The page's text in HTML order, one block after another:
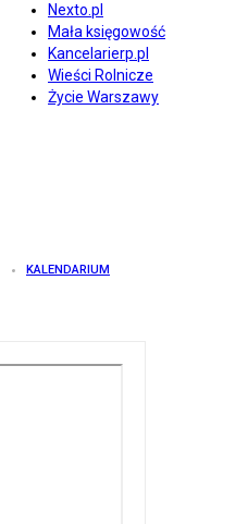
Nexto.pl
Mała księgowość
Kancelarierp.pl
Wieści Rolnicze
Życie Warszawy
KALENDARIUM